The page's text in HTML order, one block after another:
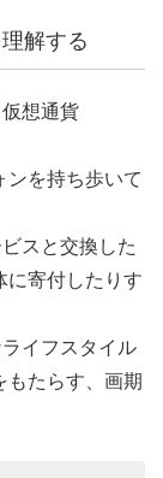
解する
想通貨
ンを持ち歩いて
スと交換した
に寄付したりす
イフスタイル
もたらす、画期